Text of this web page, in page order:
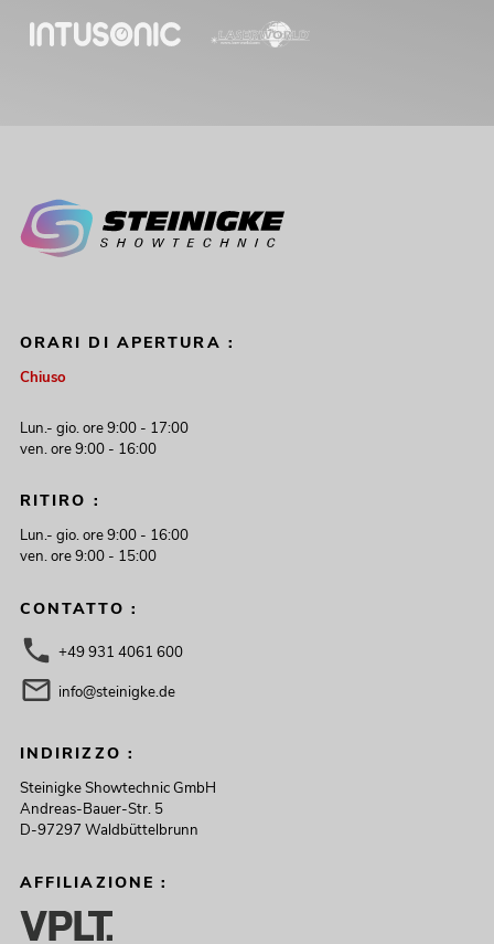
ORARI DI APERTURA :
Chiuso
Lun.- gio. ore 9:00 - 17:00
ven. ore 9:00 - 16:00
RITIRO :
Lun.- gio. ore 9:00 - 16:00
ven. ore 9:00 - 15:00
CONTATTO :
+49 931 4061 600
info@steinigke.de
INDIRIZZO :
Steinigke Showtechnic GmbH
Andreas-Bauer-Str. 5
D-97297 Waldbüttelbrunn
AFFILIAZIONE :